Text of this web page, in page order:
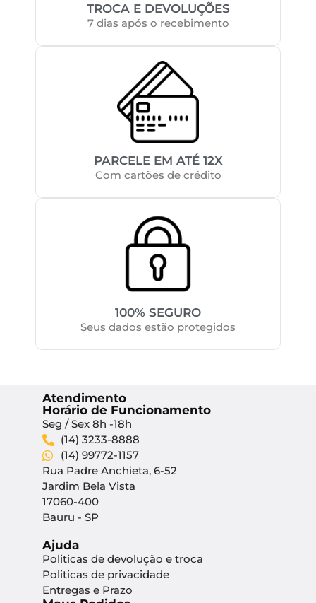
TROCA E DEVOLUÇÕES
7 dias após o recebimento
PARCELE EM ATÉ 12X
Com cartões de crédito
100% SEGURO
Seus dados estão protegidos
Atendimento
Horário de Funcionamento
Seg / Sex 8h -18h
(14) 3233-8888
(14) 99772-1157
Rua Padre Anchieta, 6-52
Jardim Bela Vista
17060-400
Bauru - SP
Ajuda
Politicas de devolução e troca
Politicas de privacidade
Entregas e Prazo